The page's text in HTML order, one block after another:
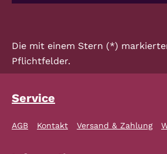
Die mit einem Stern (*)
Pflichtfelder.
Service
AGB Kontakt Versand & Zahlung